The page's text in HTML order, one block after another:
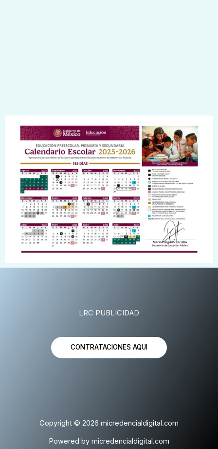
LRC PUBLICIDAD
CONTRATACIONES AQUI
Copyright © 2026 micredencialdigital.com
Powered by micredencialdigital.com